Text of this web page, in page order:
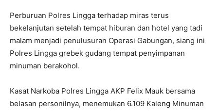
Perburuan Polres Lingga terhadap miras terus
bekelanjutan setelah tempat hiburan dan hotel yang tadi
malam menjadi penulusuran Operasi Gabungan, siang ini
Polres Lingga grebek gudang tempat penyimpanan
minuman berakohol.
Kasat Narkoba Polres Lingga AKP Felix Mauk bersama
belasan personilnya, menemukan 6.109 Kaleng Minuman